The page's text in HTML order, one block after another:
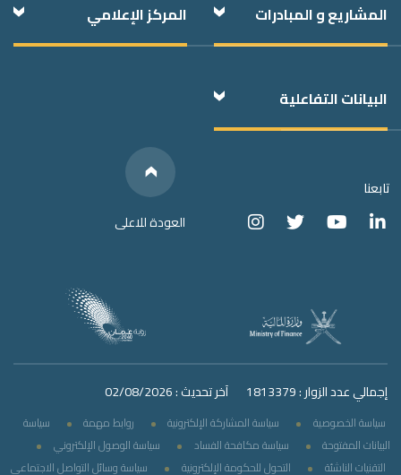
المشاريع و المبادرات المركز الإعلامي
البيانات التفاعلية
العودة للاعلى
Below
We have
Social Media
Links
تابعنا
إجمالي عدد الزوار : 1813379 آخر تحديث : 02/08/2026
سياسة الخصوصية سياسة المشاركة الإلكترونية روابط مهمة
سياسة
البيانات المفتوحة
سياسة مكافحة الفساد
سياسة الوصول الإلكتروني
التقنيات الناشئة
التحول للحكومة الإلكترونية سياسة وسائل التواصل الاجتماعي